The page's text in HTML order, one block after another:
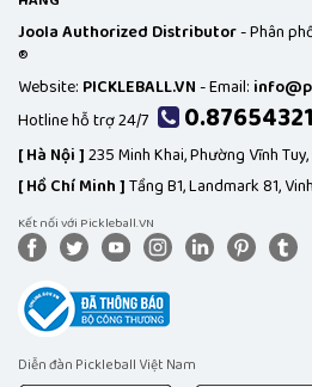
Joola Authorized Distributor- Phân
®
Website: PICKLEBALL.VN- Email:
Hotline hỗ trợ 24/7
[Hà Nội ]235 Minh Khai, Phường Vĩnh
[Hồ Chí Minh ]Tầng B1, Landmark 81,
Kết nối với Pickleball.VN
Diễn đàn Pickleball Việt Nam